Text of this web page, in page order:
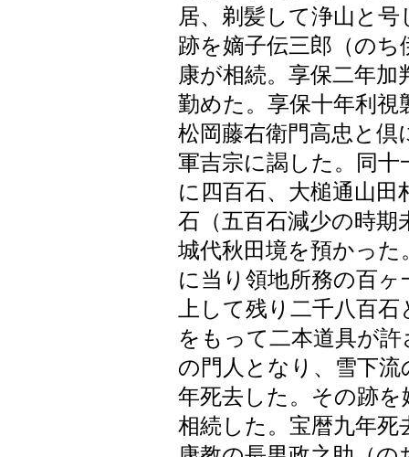
居、剃髪して浄山と
跡を嫡子伝三郎（のち
康が相続。享保二年
勤めた。享保十年利視
松岡藤右衛門高忠と倶
軍吉宗に謁した。同十
に四百石、大槌通山田
石（五百石減少の時期
城代秋田境を預かった
に当り領地所務の百
上して残り二千八百
をもって二本道具が
の門人となり、雪下
年死去した。その跡
相続した。宝暦九年